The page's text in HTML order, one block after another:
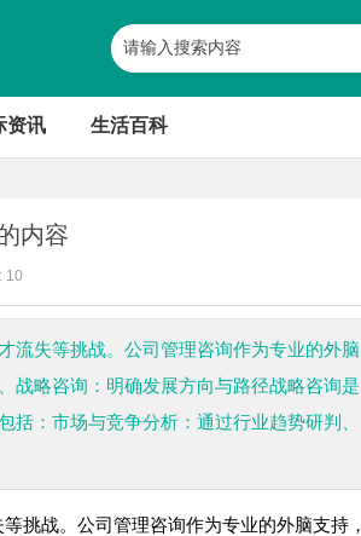
资讯 生活百科
内容
10
流失等挑战。公司管理咨询作为专业的外脑
战略咨询：明确发展方向与路径战略咨询是
：市场与竞争分析：通过行业趋势研判、
挑战。公司管理咨询作为专业的外脑支持，